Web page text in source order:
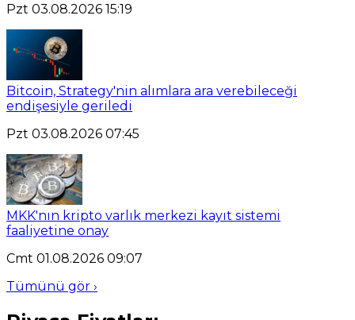
Pzt 03.08.2026 15:19
Bitcoin, Strategy'nin alımlara ara verebileceği
endişesiyle geriledi
Pzt 03.08.2026 07:45
MKK'nın kripto varlık merkezi kayıt sistemi
faaliyetine onay
Cmt 01.08.2026 09:07
Tümünü gör ›